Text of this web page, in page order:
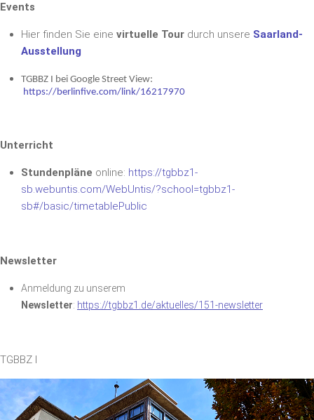
Events
Hier finden Sie eine virtuelle Tour durch unsere Saarland-
Ausstellung
TGBBZ I bei Google Street View:
https://berlinfive.com/link/16217970
Unterricht
Stundenpläne online: https://tgbbz1-
sb.webuntis.com/WebUntis/?school=tgbbz1-
sb#/basic/timetablePublic
Newsletter
Anmeldung zu unserem
Newsletter: https://tgbbz1.de/aktuelles/151-newsletter
TGBBZ I